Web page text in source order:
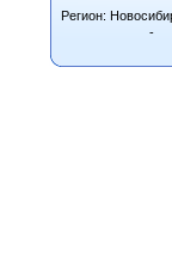
Регион:
-